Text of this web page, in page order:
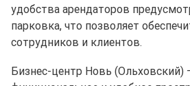
удобства арендаторов
парковка, что позволяет
сотрудников и клиентов.
Бизнес-центр Новь (Ольховский)